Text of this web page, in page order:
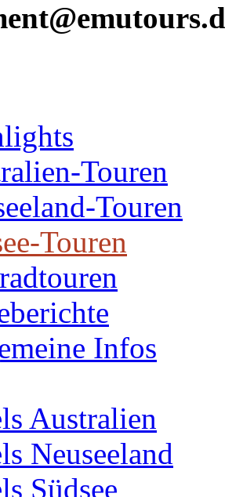
Touren
Touren
Touren
Infos
Australien
Neuseeland
Südsee